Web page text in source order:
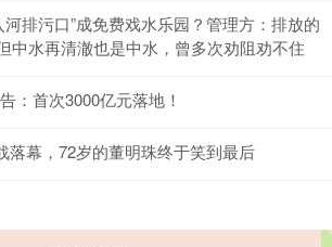
河排污口”成免费戏水乐园？管理方：排放的
中水再清澈也是中水，曾多次劝阻劝不住
：首次3000亿元落地！
落幕，72岁的董明珠终于笑到最后